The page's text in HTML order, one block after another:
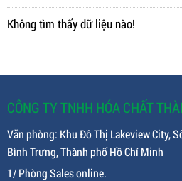
Không tìm thấy dữ liệu nào!
CÔNG TY TNHH HÓA CHẤT
Văn phòng: Khu Đô Thị Lakeview City,
Bình Trưng, Thành phố Hồ Chí Minh
1/ Phòng Sales online.